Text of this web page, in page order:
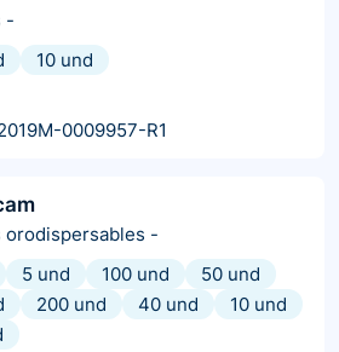
-
10 und
0009957-R1
orodispersables -
5 und 100 und
50 und
200 und 40 und
10 und